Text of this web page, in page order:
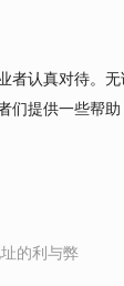
者认真对待。
提供一些帮助
的利与弊